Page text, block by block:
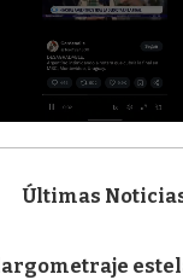
Últimas